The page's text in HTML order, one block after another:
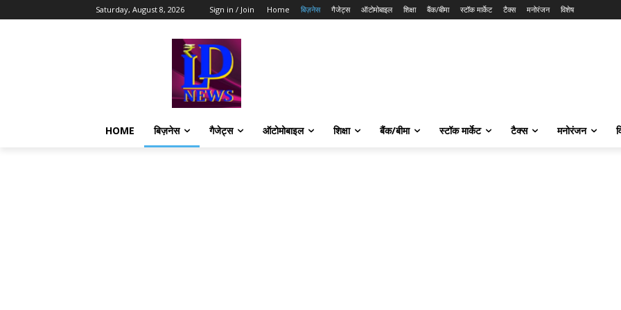
Saturday, August 8, 2026 Sign in / Join Home बिज़नेस गैजेट्स ऑटोमोबाइल शिक्षा बैंक/बीमा स्टॉक मार्केट टैक्स मनोरंजन विशेष
HOME बिज़नेस गैजेट्स ऑटोमोबाइल शिक्षा बैंक/बीमा स्टॉक मार्केट टैक्स मनोरंजन